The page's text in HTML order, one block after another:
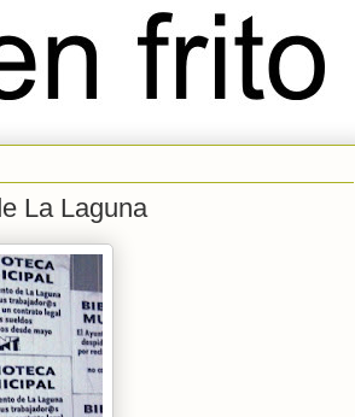
La Laguna